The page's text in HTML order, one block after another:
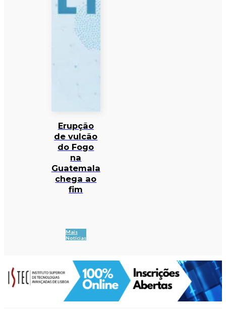
Erupção
de vulcão
do Fogo
na
Guatemala
chega ao
fim
Mais
Notícias